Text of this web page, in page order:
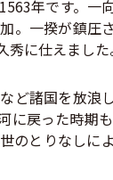
年です。一
一揆が鎮圧
に仕えました
ど諸国を放浪
に戻った時期
のとりなしに